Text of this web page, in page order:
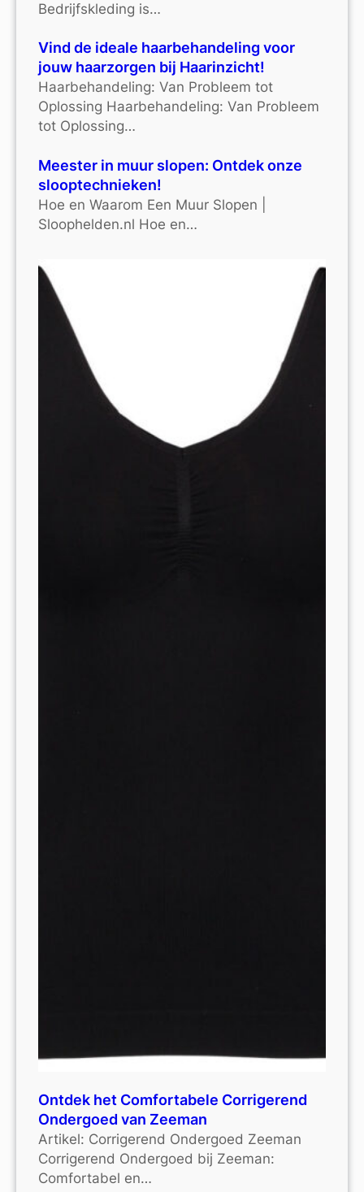
Bedrijfskleding is…
Vind de ideale haarbehandeling voor
jouw haarzorgen bij Haarinzicht!
Haarbehandeling: Van Probleem tot
Oplossing Haarbehandeling: Van Probleem
tot Oplossing…
Meester in muur slopen: Ontdek onze
slooptechnieken!
Hoe en Waarom Een Muur Slopen |
Sloophelden.nl Hoe en…
Ontdek het Comfortabele Corrigerend
Ondergoed van Zeeman
Artikel: Corrigerend Ondergoed Zeeman
Corrigerend Ondergoed bij Zeeman:
Comfortabel en…